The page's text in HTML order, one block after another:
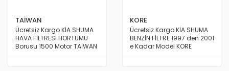
TAİWAN
Ücretsiz Kargo KİA SHUMA
HAVA FİLTRESİ HORTUMU
Borusu 1500 Motor TAİWAN
KORE
Ücretsiz Kargo KİA SHUMA
BENZİN FİLTRE 1997 den 2001
e Kadar Model KORE